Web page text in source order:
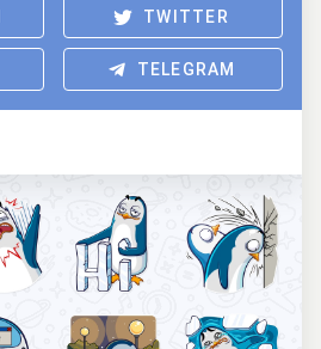
TWITTER
TELEGRAM